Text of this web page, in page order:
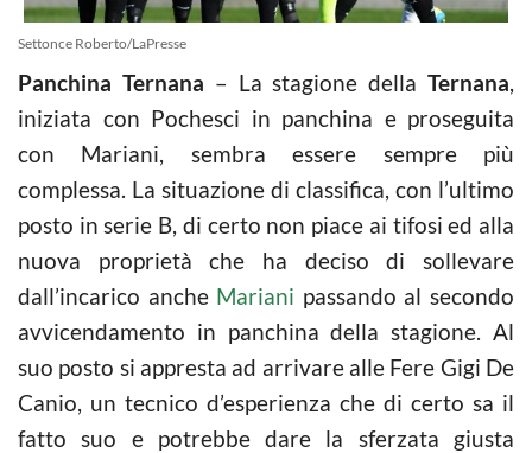
Settonce Roberto/LaPresse
Panchina Ternana – La stagione dellaTernana,
iniziata con Pochesci in panchina e proseguita
con Mariani, sembra essere sempre più
complessa. La situazione di classifica, con l’ultimo
posto in serie B, di certo non piace ai tifosi ed alla
nuova proprietà che ha deciso di sollevare
dall’incarico anche Mariani passando al secondo
avvicendamento in panchina della stagione. Al
suo posto si appresta ad arrivare alle Fere Gigi De
Canio, un tecnico d’esperienza che di certo sa il
fatto suo e potrebbe dare la sferzata giusta